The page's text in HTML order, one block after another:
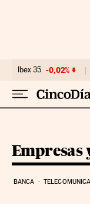
Ibex 35 -0,02%
Empresas
BANCA